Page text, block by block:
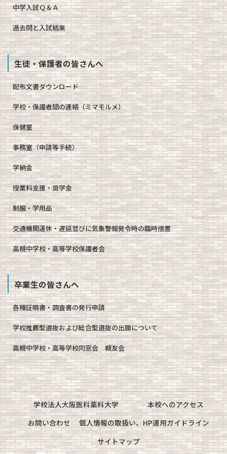
中学入試Ｑ＆Ａ
過去問と入試結果
生徒・保護者の皆さんへ
配布文書ダウンロード
学校・保護者間の連絡（ミマモルメ）
保健室
事務室（申請等手続）
学納金
授業料支援・奨学金
制服・学用品
交通機関運休・遅延並びに気象警報発令時の臨時措置
高槻中学校・高等学校保護者会
卒業生の皆さんへ
各種証明書・調査書の発行申請
学校推薦型選抜および総合型選抜の出願について
高槻中学校・高等学校同窓会 槻友会
学校法人大阪医科薬科大学
本校へのアクセス
お問い合わせ
個人情報の取扱い、HP運用ガイドライン
サイトマップ